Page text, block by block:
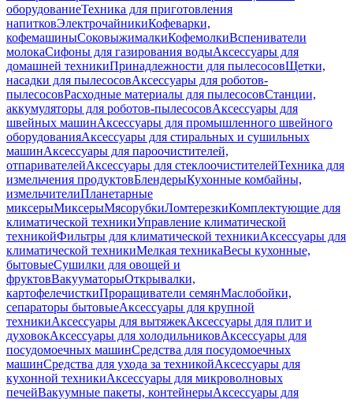
оборудованиеТехника для приготовления
напитковЭлектрочайникиКофеварки,
кофемашиныСоковыжималкиКофемолкиВспениватели
молокаСифоны для газирования водыАксессуары для
домашней техникиПринадлежности для пылесосовЩетки,
насадки для пылесосовАксессуары для роботов-
пылесосовРасходные материалы для пылесосовСтанции,
аккумуляторы для роботов-пылесосовАксессуары для
швейных машинАксессуары для промышленного швейного
оборудованияАксессуары для стиральных и сушильных
машинАксессуары для пароочистителей,
отпаривателейАксессуары для стеклоочистителейТехника для
измельчения продуктовБлендерыКухонные комбайны,
измельчителиПланетарные
миксерыМиксерыМясорубкиЛомтерезкиКомплектующие для
климатической техникиУправление климатической
техникойФильтры для климатической техникиАксессуары для
климатической техникиМелкая техникаВесы кухонные,
бытовыеСушилки для овощей и
фруктовВакууматорыОткрывалки,
картофелечисткиПроращиватели семянМаслобойки,
сепараторы бытовыеАксессуары для крупной
техникиАксессуары для вытяжекАксессуары для плит и
духовокАксессуары для холодильниковАксессуары для
посудомоечных машинСредства для посудомоечных
машинСредства для ухода за техникойАксессуары для
кухонной техникиАксессуары для микроволновых
печейВакуумные пакеты, контейнерыАксессуары для